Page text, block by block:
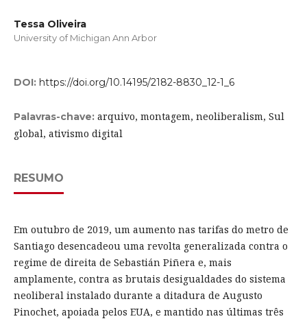
Tessa Oliveira
University of Michigan Ann Arbor
DOI: https://doi.org/10.14195/2182-8830_12-1_6
Palavras-chave: arquivo, montagem, neoliberalism, Sul
global, ativismo digital
RESUMO
Em outubro de 2019, um aumento nas tarifas do metro de
Santiago desencadeou uma revolta generalizada contra o
regime de direita de Sebastián Piñera e, mais
amplamente, contra as brutais desigualdades do sistema
neoliberal instalado durante a ditadura de Augusto
Pinochet, apoiada pelos EUA, e mantido nas últimas três